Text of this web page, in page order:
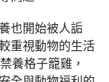
也開始被人詬
重視動物的生活
養格子籠雞，